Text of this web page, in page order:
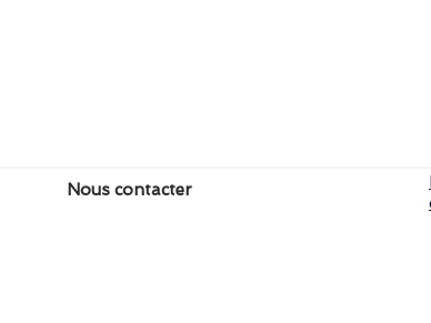
Nous contacter